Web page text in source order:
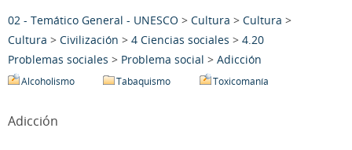
02 - Temático General - UNESCO > Cultura > Cultura >
Cultura > Civilización > 4 Ciencias sociales > 4.20
Problemas sociales > Problema social > Adicción
Alcoholismo Tabaquismo Toxicomanía
Adicción